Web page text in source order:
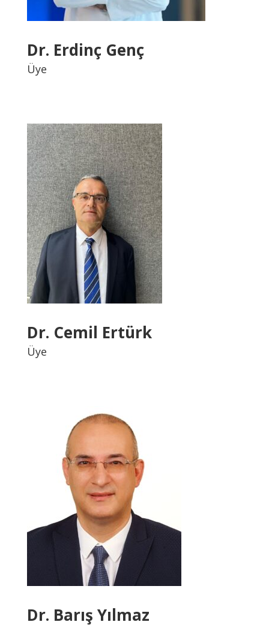
Dr. Erdinç Genç
Üye
Dr. Cemil Ertürk
Üye
Dr. Barış Yılmaz